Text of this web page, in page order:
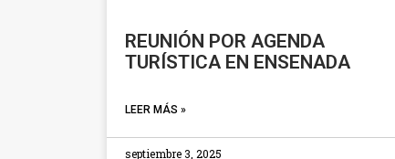
REUNIÓN POR AGENDA
TURÍSTICA EN ENSENADA
LEER MÁS »
septiembre 3, 2025